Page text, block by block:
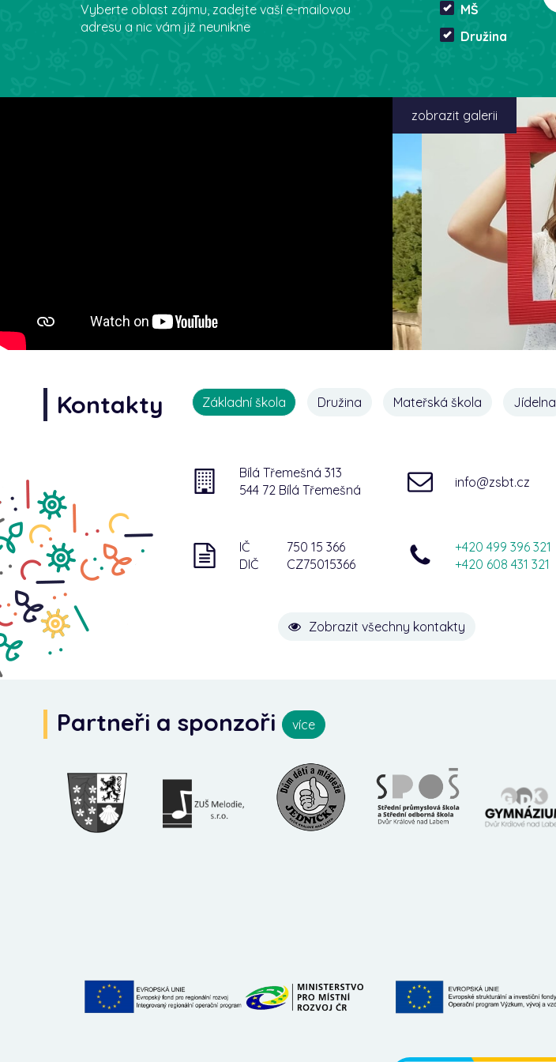
Vyberte oblast zájmu, zadejte vaší e-mailovou
adresu a nic vám již neunikne
MŠ
Družina
zobrazit galerii
Kontakty Základní škola Družina Mateřská škola Jídelna
Bílá Třemešná 313
544 72 Bílá Třemešná
info@zsbt.cz
IČ
750 15 366
DIČ
CZ75015366
+420 499 396 321
+420 608 431 321
Zobrazit všechny kontakty
Partneři a sponzoři více